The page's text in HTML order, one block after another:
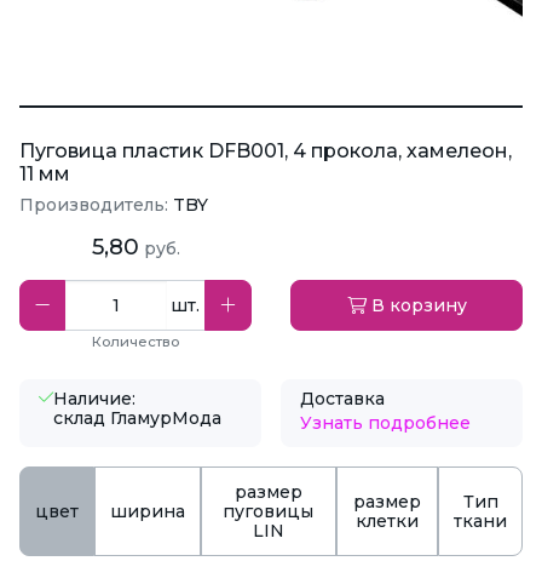
Пуговица пластик DFB001, 4 прокола, хамелеон,
11 мм
Производитель: TBY
5,80 руб.
шт.
Количество
В корзину
Наличие:
склад ГламурМода
Доставка
Узнать подробнее
цвет ширина
размер
пуговицы
LIN
размер
клетки
Тип
ткани